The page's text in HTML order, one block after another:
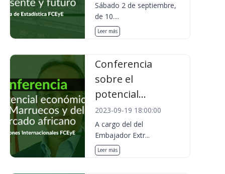
Sábado 2 de septiembre,
de 10....
Leer más
Conferencia
sobre el
potencial...
2023-09-19 18:00:00
A cargo del del
Embajador Extr...
Leer más